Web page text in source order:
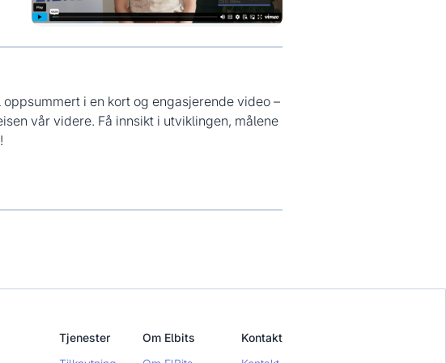
i en kort og engasjerende video –
vår videre. Få innsikt i utviklingen, målene
Tjenester
Om Elbits
Kontakt